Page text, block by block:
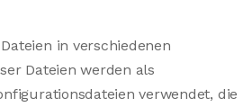
in verschiedenen
Dateien werden als
verwendet, die